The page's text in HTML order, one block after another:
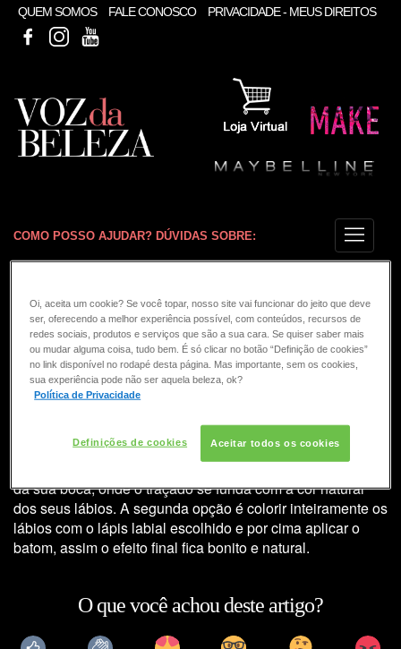
QUEM SOMOS FALE CONOSCO
PRIVACIDADE - MEUS DIREITOS
MAYBELLINE BRASIL
INSTAGRAM
COMO POSSO AJUDAR? DÚVIDAS SOBRE:
A cor do lápis labial deve ser
mais clara ou mais escura do
que o batom?
A cor do lápis ideal deve ser da mesma cor do batom, nem
mais clara, nem mais escura. Se não for possível, existem
duas opções: a primeira delas é escolher um lápis do tom
da sua boca, onde o traçado se funda com a cor natural
dos seus lábios. A segunda opção é colorir inteiramente os
lábios com o lápis labial escolhido e por cima aplicar o
batom, assim o efeito final fica bonito e natural.
O que você achou deste artigo?
Oi, aceita um cookie? Se você topar, nosso site vai funcionar do jeito que deve
ser, oferecendo a melhor experiência possível, com conteúdos, recursos de
redes sociais, produtos e serviços que são a sua cara. Se quiser saber mais
ou mudar alguma coisa, tudo bem. É só clicar no botão “Definição de cookies”
no link disponível no rodapé desta página. Mas importante, sem os cookies,
sua experiência pode não ser aquela beleza, ok?
Política de Privacidade
Definições de cookies Aceitar todos os cookies